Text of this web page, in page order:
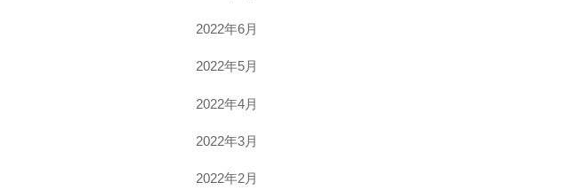
2022年6月
2022年5月
2022年4月
2022年3月
2022年2月